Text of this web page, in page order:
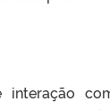
interação